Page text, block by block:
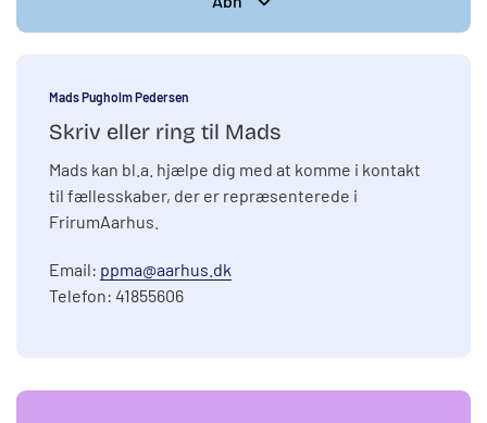
Teknisk Afdeling ved UKH. Adresse: Tage-Hansens
Gade 6C, 8000 Aarhus C.
Mads Pugholm Pedersen
Skriv eller ring til Mads
Mads kan bl.a. hjælpe dig med at komme i kontakt
til fællesskaber, der er repræsenterede i
FrirumAarhus.
Email: ppma@aarhus.dk
Telefon: 41855606